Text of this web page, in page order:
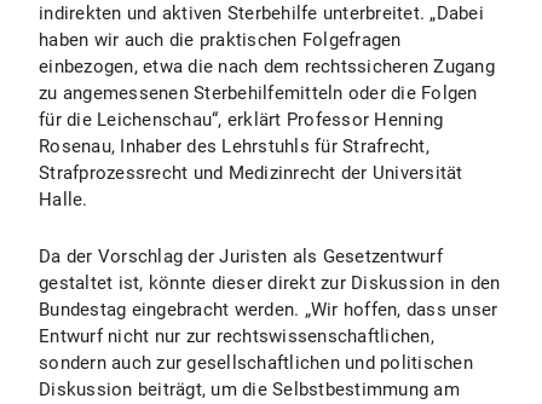
indirekten und aktiven Sterbehilfe unterbreitet. „Dabei
haben wir auch die praktischen Folgefragen
einbezogen, etwa die nach dem rechtssicheren Zugang
zu angemessenen Sterbehilfemitteln oder die Folgen
für die Leichenschau“, erklärt Professor Henning
Rosenau, Inhaber des Lehrstuhls für Strafrecht,
Strafprozessrecht und Medizinrecht der Universität
Halle.
Da der Vorschlag der Juristen als Gesetzentwurf
gestaltet ist, könnte dieser direkt zur Diskussion in den
Bundestag eingebracht werden. „Wir hoffen, dass unser
Entwurf nicht nur zur rechtswissenschaftlichen,
sondern auch zur gesellschaftlichen und politischen
Diskussion beiträgt, um die Selbstbestimmung am